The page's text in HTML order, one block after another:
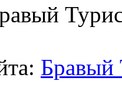
Бравый